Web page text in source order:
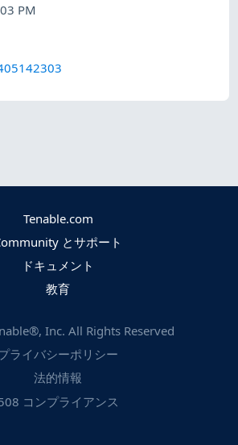
PM
Tenable.com
とサポート
ドキュメント
教育
Inc. All Rights Reserved
ライバシーポリシー
法的情報
コンプライアンス